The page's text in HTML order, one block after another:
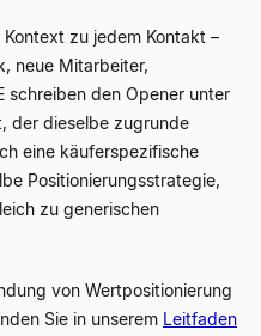
zu jedem Kontakt –
neue Mitarbeiter,
schreiben den Opener unter
der dieselbe zugrunde
eine käuferspezifische
Positionierungsstrategie,
zu generischen
von Wertpositionierung
Sie in unserem Leitfaden